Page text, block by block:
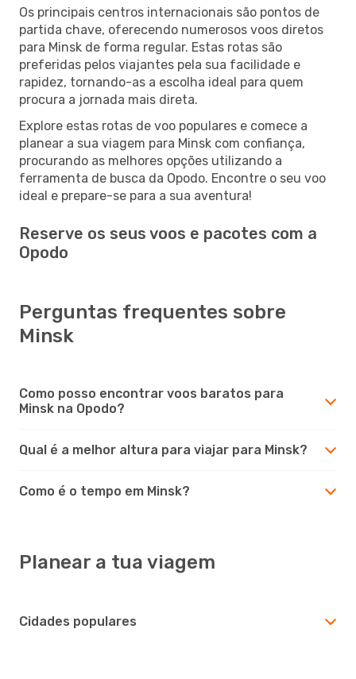
Os principais centros internacionais são pontos de
partida chave, oferecendo numerosos voos diretos
para Minsk de forma regular. Estas rotas são
preferidas pelos viajantes pela sua facilidade e
rapidez, tornando-as a escolha ideal para quem
procura a jornada mais direta.
Explore estas rotas de voo populares e comece a
planear a sua viagem para Minsk com confiança,
procurando as melhores opções utilizando a
ferramenta de busca da Opodo. Encontre o seu voo
ideal e prepare-se para a sua aventura!
Reserve os seus voos e pacotes com a
Opodo
Perguntas frequentes sobre
Minsk
Como posso encontrar voos baratos para
Minsk na Opodo?
Qual é a melhor altura para viajar para Minsk?
Como é o tempo em Minsk?
Planear a tua viagem
Cidades populares